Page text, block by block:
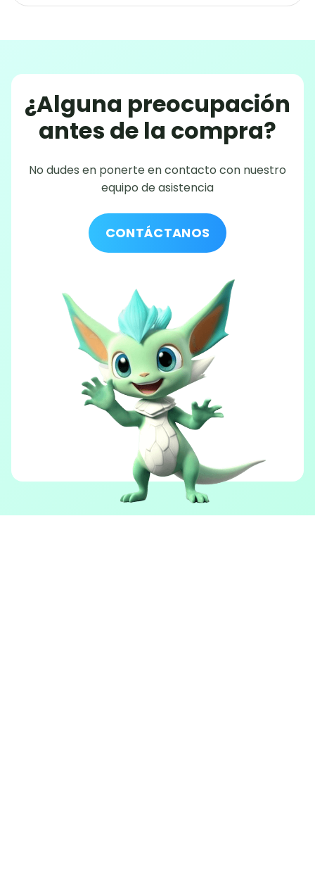
¿Alguna preocupación
antes de la compra?
No dudes en ponerte en contacto con nuestro
equipo de asistencia
CONTÁCTANOS